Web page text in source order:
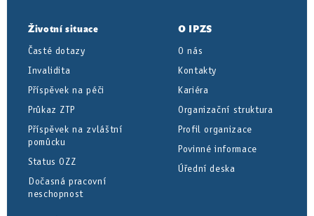
Životní situace
Časté dotazy
Invalidita
Příspěvek na péči
Průkaz ZTP
Příspěvek na zvláštní
pomůcku
Status OZZ
Dočasná pracovní
neschopnost
O IPZS
O nás
Kontakty
Kariéra
Organizační struktura
Profil organizace
Povinné informace
Úřední deska